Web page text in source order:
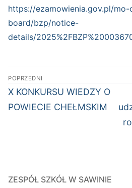
https://ezamowienia.gov.pl/
board/bzp/notice-
details/
Nawigacja
wpisu
POPRZEDNI
Poprzedni
wpis:
X KONKURSU WIEDZY O
POWIECIE CHEŁMSKIM
ZESPÓŁ SZKÓŁ W SAWINIE